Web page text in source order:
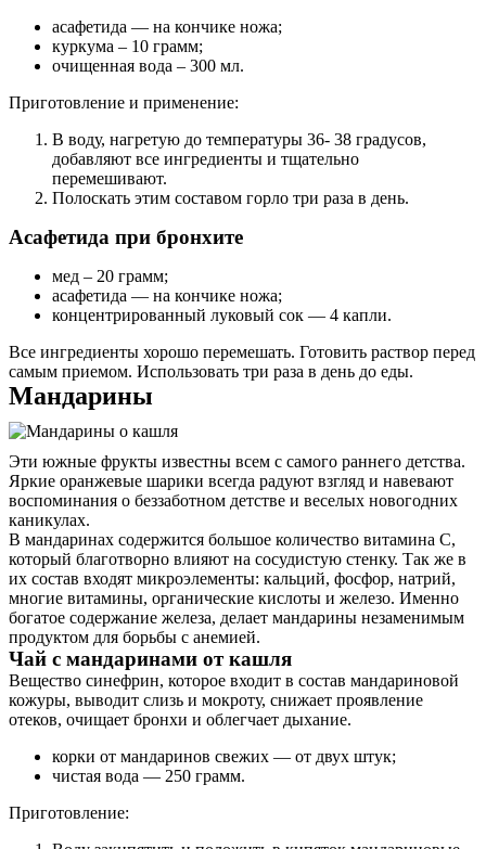
асафетида — на кончике ножа;
куркума – 10 грамм;
очищенная вода – 300 мл.
Приготовление и применение:
В воду, нагретую до температуры 36- 38 градусов,
добавляют все ингредиенты и тщательно
перемешивают.
Полоскать этим составом горло три раза в день.
Асафетида при бронхите
мед – 20 грамм;
асафетида — на кончике ножа;
концентрированный луковый сок — 4 капли.
Все ингредиенты хорошо перемешать. Готовить раствор перед
самым приемом. Использовать три раза в день до еды.
Мандарины
Эти южные фрукты известны всем с самого раннего детства.
Яркие оранжевые шарики всегда радуют взгляд и навевают
воспоминания о беззаботном детстве и веселых новогодних
каникулах.
В мандаринах содержится большое количество витамина С,
который благотворно влияют на сосудистую стенку. Так же в
их состав входят микроэлементы: кальций, фосфор, натрий,
многие витамины, органические кислоты и железо. Именно
богатое содержание железа, делает мандарины незаменимым
продуктом для борьбы с анемией.
Чай с мандаринами от кашля
Вещество синефрин, которое входит в состав мандариновой
кожуры, выводит слизь и мокроту, снижает проявление
отеков, очищает бронхи и облегчает дыхание.
корки от мандаринов свежих — от двух штук;
чистая вода — 250 грамм.
Приготовление: